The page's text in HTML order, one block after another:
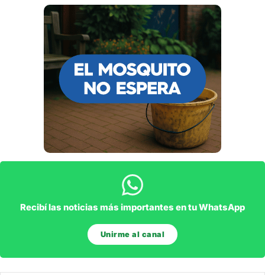
Recibí las noticias más importantes en tu WhatsApp
Unirme al canal